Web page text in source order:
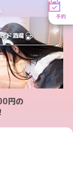
予約
ド酒場
円の